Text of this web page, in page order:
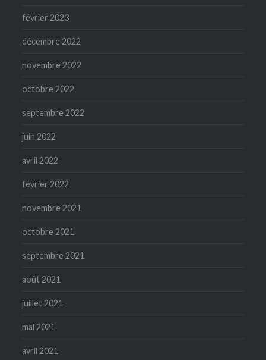
février 2023
décembre 2022
novembre 2022
octobre 2022
septembre 2022
juin 2022
avril 2022
février 2022
novembre 2021
octobre 2021
septembre 2021
août 2021
juillet 2021
mai 2021
avril 2021